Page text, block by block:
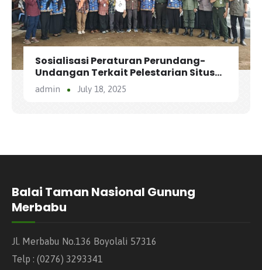
Sosialisasi Peraturan Perundang-
Undangan Terkait Pelestarian Situs
Timboa di Lereng Merbabu
admin July 18, 2025
Balai Taman Nasional Gunung
Merbabu
Jl. Merbabu No.136 Boyolali 57316
Telp : (0276) 3293341